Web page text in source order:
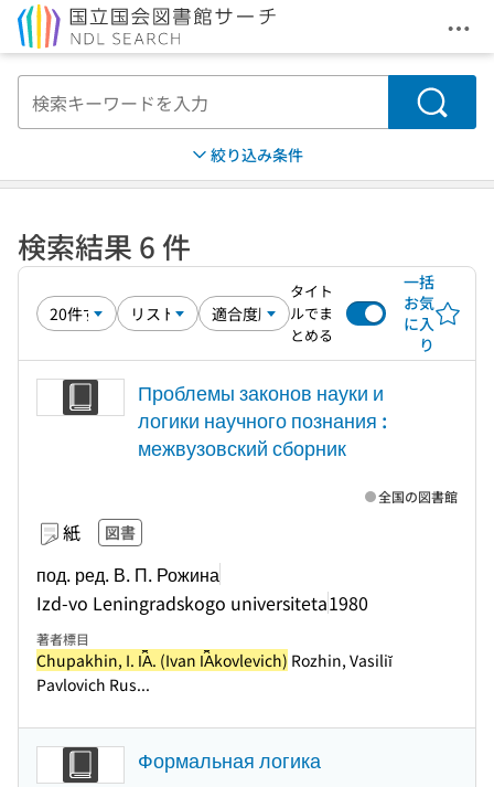
メ
検索
絞り込み条件
検索結果 6 件
タイト
ルでま
とめる
一括
お気
に入
り
Проблемы законов науки и
логики научного познания :
межвузовский сборник
紙 図書
под. ред. В. П. Рожина
Izd-vo Leningradskogo universiteta1980
全国の図書館
著者標目
Chupakhin, I. I︠A︡. (Ivan I︠A︡kovlevich) Rozhin, Vasiliĭ
Pavlovich Rus...
Формальная логика